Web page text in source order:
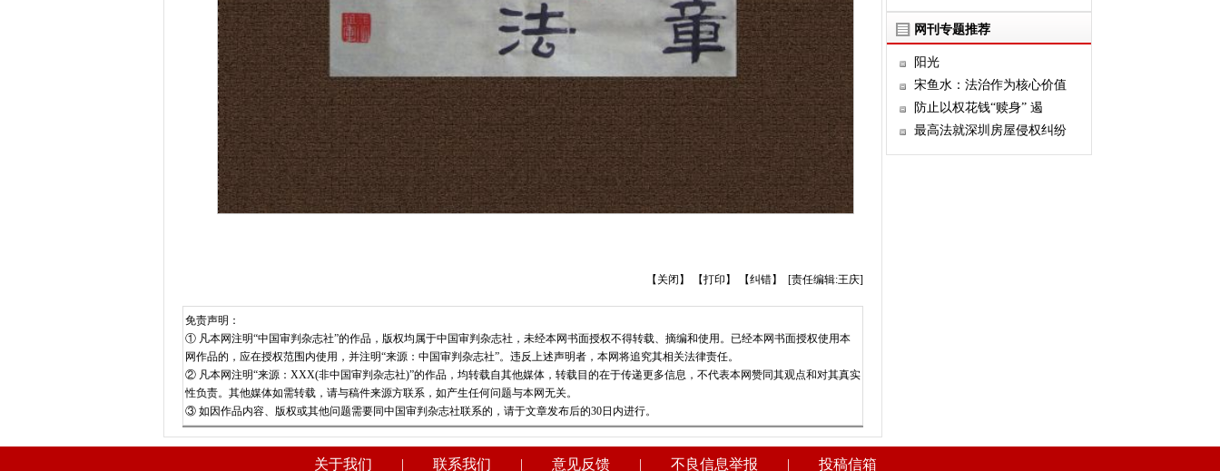
【关闭】 【打印】 【纠错】 [责任编辑:王庆]
免责声明：
① 凡本网注明“中国审判杂志社”的作品，版权均属于中国审判杂志社，未经本网书面授权不得转载、摘编和使用。已经本网书面授权使用本
网作品的，应在授权范围内使用，并注明“来源：中国审判杂志社”。违反上述声明者，本网将追究其相关法律责任。
② 凡本网注明“来源：XXX(非中国审判杂志社)”的作品，均转载自其他媒体，转载目的在于传递更多信息，不代表本网赞同其观点和对其真实
性负责。其他媒体如需转载，请与稿件来源方联系，如产生任何问题与本网无关。
③ 如因作品内容、版权或其他问题需要同中国审判杂志社联系的，请于文章发布后的30日内进行。
网刊专题推荐
阳光
宋鱼水：法治作为核心价值
防止以权花钱“赎身” 遏
最高法就深圳房屋侵权纠纷
关于我们 | 联系我们 | 意见反馈 | 不良信息举报 | 投稿信箱